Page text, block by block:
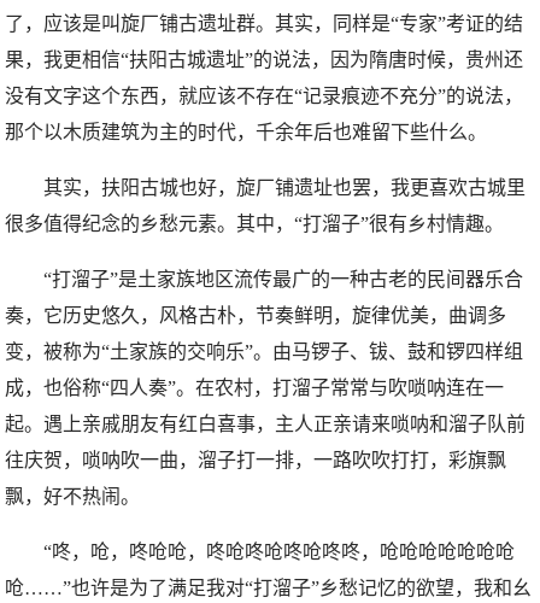
了，应该是叫旋厂铺古遗址群。其实，同样是“专家”考证的结
果，我更相信“扶阳古城遗址”的说法，因为隋唐时候，贵州还
没有文字这个东西，就应该不存在“记录痕迹不充分”的说法，
那个以木质建筑为主的时代，千余年后也难留下些什么。
其实，扶阳古城也好，旋厂铺遗址也罢，我更喜欢古城里
很多值得纪念的乡愁元素。其中，“打溜子”很有乡村情趣。
“打溜子”是土家族地区流传最广的一种古老的民间器乐合
奏，它历史悠久，风格古朴，节奏鲜明，旋律优美，曲调多
变，被称为“土家族的交响乐”。由马锣子、钹、鼓和锣四样组
成，也俗称“四人奏”。在农村，打溜子常常与吹唢呐连在一
起。遇上亲戚朋友有红白喜事，主人正亲请来唢呐和溜子队前
往庆贺，唢呐吹一曲，溜子打一排，一路吹吹打打，彩旗飘
飘，好不热闹。
“咚，呛，咚呛呛，咚呛咚呛咚呛咚咚，呛呛呛呛呛呛呛
呛……”也许是为了满足我对“打溜子”乡愁记忆的欲望，我和幺